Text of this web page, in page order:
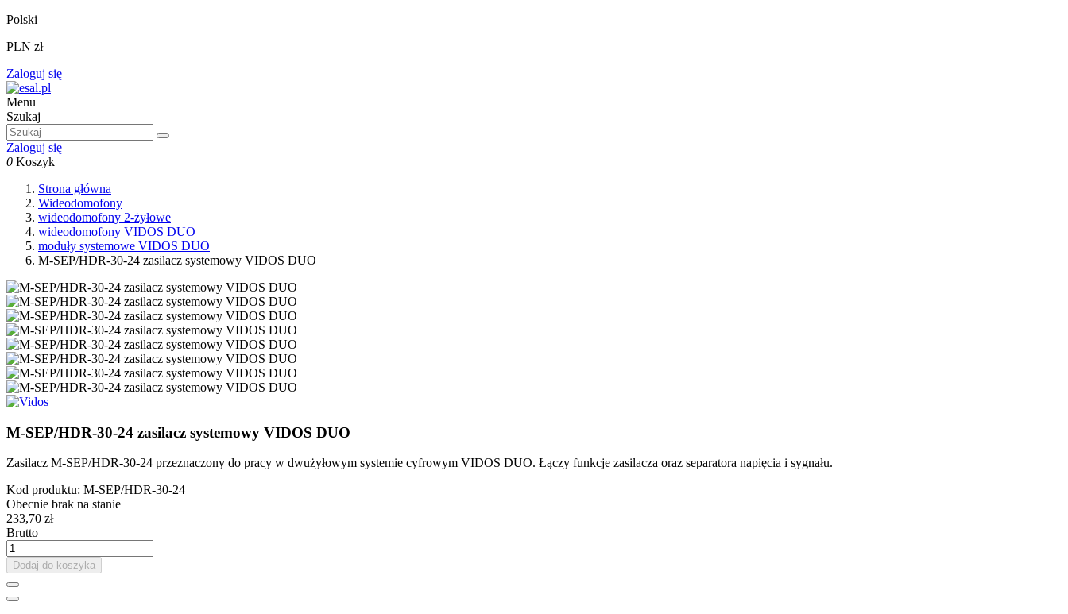
Polski
PLN zł
Zaloguj się
Menu
Szukaj
Zaloguj się
0 Koszyk
Strona główna
Wideodomofony
wideodomofony 2-żyłowe
wideodomofony VIDOS DUO
moduły systemowe VIDOS DUO
M-SEP/HDR-30-24 zasilacz systemowy VIDOS DUO
M-SEP/HDR-30-24 zasilacz systemowy VIDOS DUO
Zasilacz M-SEP/HDR-30-24 przeznaczony do pracy w dwużyłowym systemie cyfrowym VIDOS DUO. Łączy funkcje zasilacza oraz separatora napięcia i sygnału.
Kod produktu: M-SEP/HDR-30-24
Obecnie brak na stanie
233,70 zł
Brutto
Dodaj do koszyka